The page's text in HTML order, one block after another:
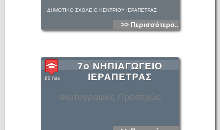
ΔΗΜΟΤΙΚΟ ΣΧΟΛΕΙΟ ΚΕΝΤΡΙΟΥ ΙΕΡΑΠΕΤΡΑΣ
>> Περισσότερα...
Φωτογραφίες Προσεχώς
7ο ΝΗΠΙΑΓΩΓΕΙΟ
ΙΕΡΑΠΕΤΡΑΣ
60 hits